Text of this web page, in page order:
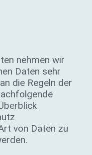
nehmen wir
Daten sehr
die Regeln der
von Daten zu